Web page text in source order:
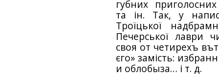
губних
та ін. Так, у
Троїцької
Печерської лаври
своя от четирехъ
єго» замість:
и облобыза… і т. д.